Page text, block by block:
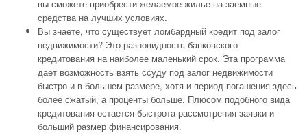
вы сможете приобрести желаемое жилье на заемные
средства на лучших условиях.
Вы знаете, что существует ломбардный кредит под залог
недвижимости? Это разновидность банковского
кредитования на наиболее маленький срок. Эта программа
дает возможность взять ссуду под залог недвижимости
быстро и в большем размере, хотя и период погашения здесь
более сжатый, а проценты больше. Плюсом подобного вида
кредитования остается быстрота рассмотрения заявки и
больший размер финансирования.